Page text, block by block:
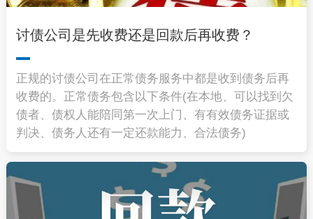
讨债公司是先收费还是回款后再收费？
正规的讨债公司在正常债务服务中都是收到债务后再
收费的。正常债务包含以下条件(在本地、可以找到欠
债者、债权人能陪同第一次上门、有有效债务证据或
判决、债务人还有一定还款能力、合法债务)